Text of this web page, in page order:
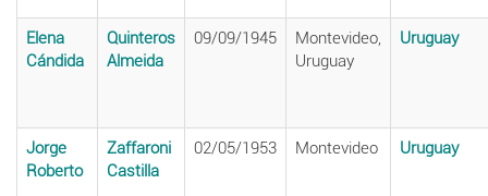
Elena
Cándida
Quinteros
Almeida
09/09/1945
Montevideo,
Uruguay
Uruguay
Jorge
Roberto
Zaffaroni
Castilla
02/05/1953 Montevideo Uruguay